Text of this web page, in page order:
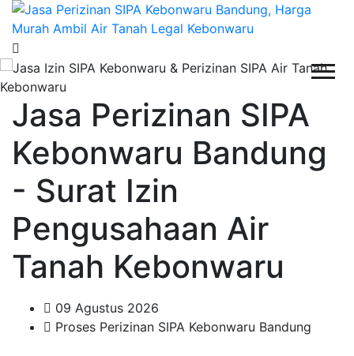
Jasa Perizinan SIPA
Kebonwaru Bandung
- Surat Izin
Pengusahaan Air
Tanah Kebonwaru
09 Agustus 2026
Proses Perizinan SIPA Kebonwaru Bandung